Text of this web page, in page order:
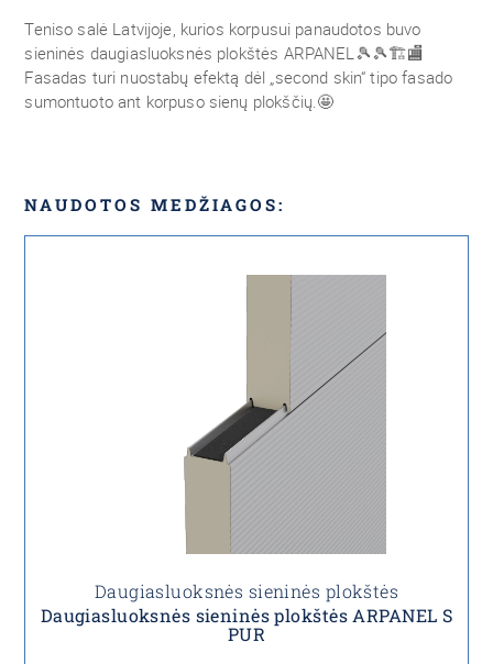
Teniso salė Latvijoje, kurios korpusui panaudotos buvo
sieninės daugiasluoksnės plokštės ARPANEL🎾🎾🏗🏬
Fasadas turi nuostabų efektą dėl „second skin“ tipo fasado
sumontuoto ant korpuso sienų plokščių.🤩
NAUDOTOS MEDŽIAGOS:
Daugiasluoksnės sieninės plokštės
Daugiasluoksnės sieninės plokštės ARPANEL S
PUR